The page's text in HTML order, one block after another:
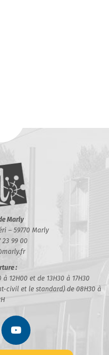
Marly
– 59770 Marly
23 99 00
:
12H00 et de 13H30 à 17H30
civil et le standard) de 08H30 à